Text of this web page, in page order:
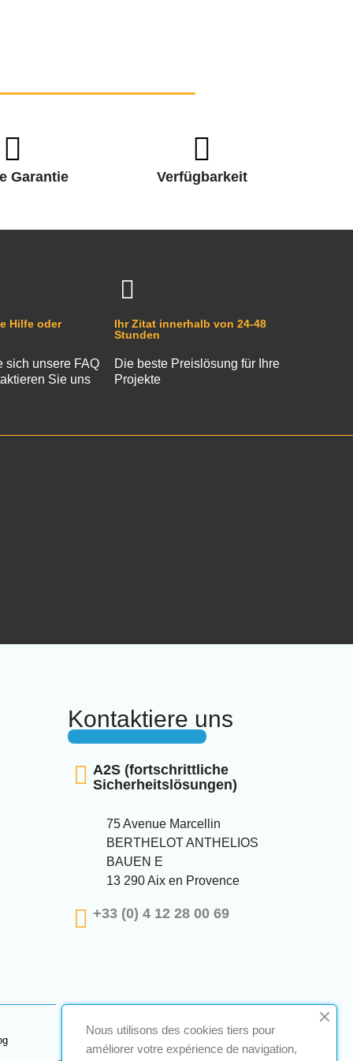
Garantie Verfügbarkeit
Hilfe oder
sich unsere FAQ
Sie uns
Ihr Zitat innerhalb von 24-48
Stunden
Die beste Preislösung für Ihre
Projekte
Kontaktiere uns
A2S (fortschrittliche
Sicherheitslösungen)
75 Avenue Marcellin
BERTHELOT ANTHELIOS
BAUEN E
13 290 Aix en Provence
+33 (0) 4 12 28 00 69
Nous utilisons des cookies tiers pour
améliorer votre expérience de navigation,